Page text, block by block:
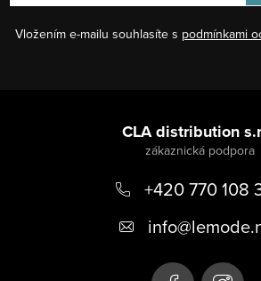
Vložením e-mailu souhlasíte s podmínkami
CLA distribution
+420 770 108
info@